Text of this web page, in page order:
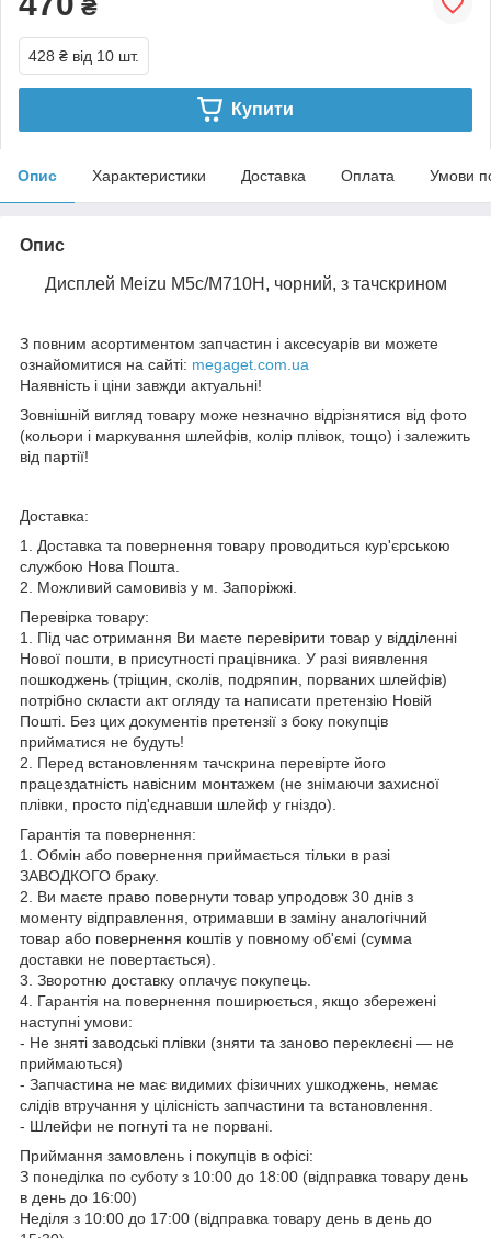
₴
428 ₴ від 10 шт.
Купити
Опис Характеристики Доставка Оплата Умови
Опис
Дисплей Meizu M5c/M710H, чорний, з тачскрином
З повним асортиментом запчастин і аксесуарів ви можете
ознайомитися на сайті: megaget.com.ua
Наявність і ціни завжди актуальні!
Зовнішній вигляд товару може незначно відрізнятися від фото
(кольори і маркування шлейфів, колір плівок, тощо) і залежить
від партії!
Доставка:
1. Доставка та повернення товару проводиться кур'єрською
службою Нова Пошта.
2. Можливий самовивіз у м. Запоріжжі.
Перевірка товару:
1. Під час отримання Ви маєте перевірити товар у відділенні
Нової пошти, в присутності працівника. У разі виявлення
пошкоджень (тріщин, сколів, подряпин, порваних шлейфів)
потрібно скласти акт огляду та написати претензію Новій
Пошті. Без цих документів претензії з боку покупців
прийматися не будуть!
2. Перед встановленням тачскрина перевірте його
працездатність навісним монтажем (не знімаючи захисної
плівки, просто під'єднавши шлейф у гніздо).
Гарантія та повернення:
1. Обмін або повернення приймається тільки в разі
ЗАВОДКОГО браку.
2. Ви маєте право повернути товар упродовж 30 днів з
моменту відправлення, отримавши в заміну аналогічний
товар або повернення коштів у повному об'ємі (сумма
доставки не повертається).
3. Зворотню доставку оплачує покупець.
4. Гарантія на повернення поширюється, якщо збережені
наступні умови:
- Не зняті заводські плівки (зняти та заново переклеєні — не
приймаються)
- Запчастина не має видимих фізичних ушкоджень, немає
слідів втручання у цілісність запчастини та встановлення.
- Шлейфи не погнуті та не порвані.
Приймання замовлень і покупців в офісі:
З понеділка по суботу з 10:00 до 18:00 (відправка товару день
в день до 16:00)
Неділя з 10:00 до 17:00 (відправка товару день в день до